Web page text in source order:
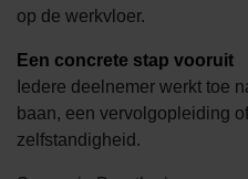
op de werkvloer.
Een concrete stap vooruit
Iedere deelnemer werkt toe
baan, een vervolgopleiding
zelfstandigheid.